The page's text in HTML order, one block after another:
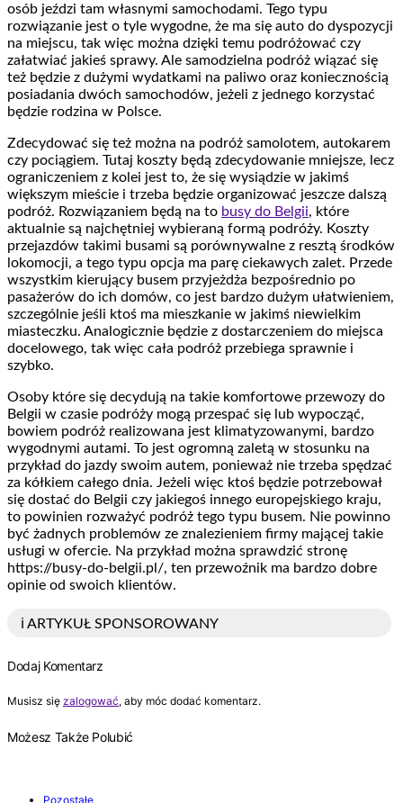
osób jeździ tam własnymi samochodami. Tego typu
rozwiązanie jest o tyle wygodne, że ma się auto do dyspozycji
na miejscu, tak więc można dzięki temu podróżować czy
załatwiać jakieś sprawy. Ale samodzielna podróż wiązać się
też będzie z dużymi wydatkami na paliwo oraz koniecznością
posiadania dwóch samochodów, jeżeli z jednego korzystać
będzie rodzina w Polsce.
Zdecydować się też można na podróż samolotem, autokarem
czy pociągiem. Tutaj koszty będą zdecydowanie mniejsze, lecz
ograniczeniem z kolei jest to, że się wysiądzie w jakimś
większym mieście i trzeba będzie organizować jeszcze dalszą
podróż. Rozwiązaniem będą na to busy do Belgii, które
aktualnie są najchętniej wybieraną formą podróży. Koszty
przejazdów takimi busami są porównywalne z resztą środków
lokomocji, a tego typu opcja ma parę ciekawych zalet. Przede
wszystkim kierujący busem przyjeżdża bezpośrednio po
pasażerów do ich domów, co jest bardzo dużym ułatwieniem,
szczególnie jeśli ktoś ma mieszkanie w jakimś niewielkim
miasteczku. Analogicznie będzie z dostarczeniem do miejsca
docelowego, tak więc cała podróż przebiega sprawnie i
szybko.
Osoby które się decydują na takie komfortowe przewozy do
Belgii w czasie podróży mogą przespać się lub wypocząć,
bowiem podróż realizowana jest klimatyzowanymi, bardzo
wygodnymi autami. To jest ogromną zaletą w stosunku na
przykład do jazdy swoim autem, ponieważ nie trzeba spędzać
za kółkiem całego dnia. Jeżeli więc ktoś będzie potrzebował
się dostać do Belgii czy jakiegoś innego europejskiego kraju,
to powinien rozważyć podróż tego typu busem. Nie powinno
być żadnych problemów ze znalezieniem firmy mającej takie
usługi w ofercie. Na przykład można sprawdzić stronę
https://busy-do-belgii.pl/, ten przewoźnik ma bardzo dobre
opinie od swoich klientów.
ℹ️ ARTYKUŁ SPONSOROWANY
Dodaj Komentarz
Musisz się zalogować, aby móc dodać komentarz.
Możesz Także Polubić
Pozostałe